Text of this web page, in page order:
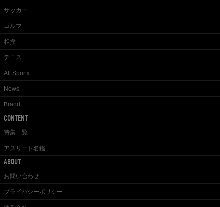
サッカー
ゴルフ
相撲
テニス
All Sports
News
Brand
CONTENT
特集一覧
アスリート名鑑
ABOUT
お問い合わせ
プライバシーポリシー